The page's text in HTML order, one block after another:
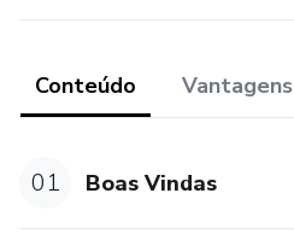
Conteúdo Vantagens
01 Boas Vindas